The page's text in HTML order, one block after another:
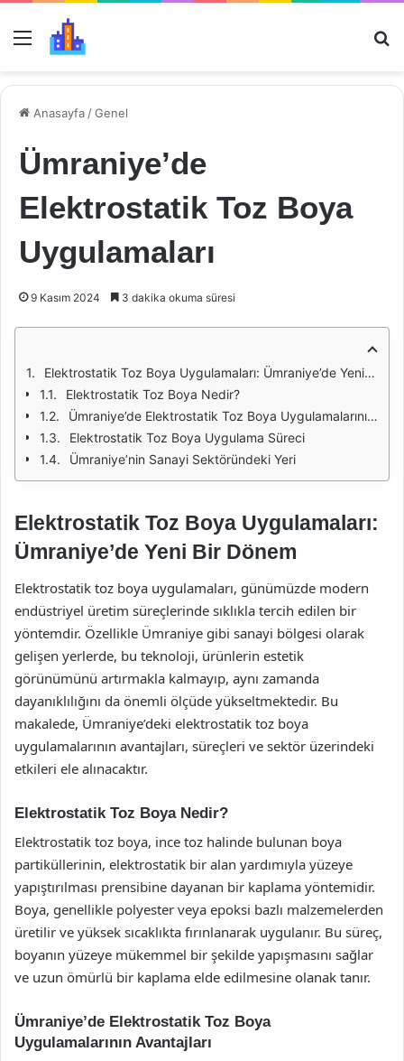
Menü
Anasayfa /Genel
Ümraniye’de
Elektrostatik Toz Boya
Uygulamaları
9 Kasım 2024 3 dakika okuma süresi
Elektrostatik Toz Boya Uygulamaları: Ümraniye’de Yeni Bir Dönem
Elektrostatik Toz Boya Nedir?
Ümraniye’de Elektrostatik Toz Boya Uygulamalarının Avantajları
Elektrostatik Toz Boya Uygulama Süreci
Ümraniye’nin Sanayi Sektöründeki Yeri
Elektrostatik Toz Boya Uygulamaları:
Ümraniye’de Yeni Bir Dönem
Elektrostatik toz boya uygulamaları, günümüzde modern
endüstriyel üretim süreçlerinde sıklıkla tercih edilen bir
yöntemdir. Özellikle Ümraniye gibi sanayi bölgesi olarak
gelişen yerlerde, bu teknoloji, ürünlerin estetik
görünümünü artırmakla kalmayıp, aynı zamanda
dayanıklılığını da önemli ölçüde yükseltmektedir. Bu
makalede, Ümraniye’deki elektrostatik toz boya
uygulamalarının avantajları, süreçleri ve sektör üzerindeki
etkileri ele alınacaktır.
Elektrostatik Toz Boya Nedir?
Elektrostatik toz boya, ince toz halinde bulunan boya
partiküllerinin, elektrostatik bir alan yardımıyla yüzeye
yapıştırılması prensibine dayanan bir kaplama yöntemidir.
Boya, genellikle polyester veya epoksi bazlı malzemelerden
üretilir ve yüksek sıcaklıkta fırınlanarak uygulanır. Bu süreç,
boyanın yüzeye mükemmel bir şekilde yapışmasını sağlar
ve uzun ömürlü bir kaplama elde edilmesine olanak tanır.
Ümraniye’de Elektrostatik Toz Boya
Uygulamalarının Avantajları